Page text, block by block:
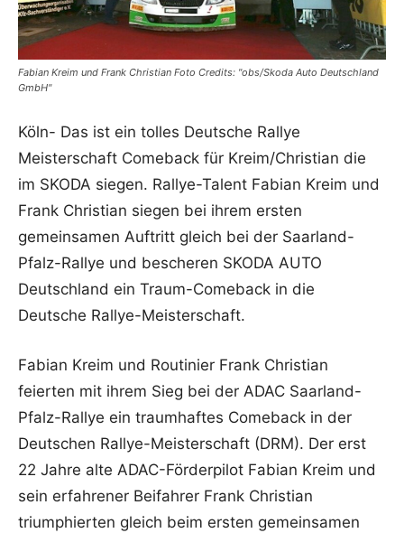
Fabian Kreim und Frank Christian Foto Credits: "obs/Skoda Auto Deutschland
GmbH"
Köln- Das ist ein tolles Deutsche Rallye
Meisterschaft Comeback für Kreim/Christian die
im SKODA siegen. Rallye-Talent Fabian Kreim und
Frank Christian siegen bei ihrem ersten
gemeinsamen Auftritt gleich bei der Saarland-
Pfalz-Rallye und bescheren SKODA AUTO
Deutschland ein Traum-Comeback in die
Deutsche Rallye-Meisterschaft.
Fabian Kreim und Routinier Frank Christian
feierten mit ihrem Sieg bei der ADAC Saarland-
Pfalz-Rallye ein traumhaftes Comeback in der
Deutschen Rallye-Meisterschaft (DRM). Der erst
22 Jahre alte ADAC-Förderpilot Fabian Kreim und
sein erfahrener Beifahrer Frank Christian
triumphierten gleich beim ersten gemeinsamen